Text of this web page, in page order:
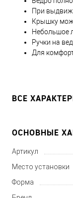
При
Крышку
Небольшое
Ручки на
Для
ВСЕ
ОСНОВНЫЕ
Артикул
Место установки
Форма